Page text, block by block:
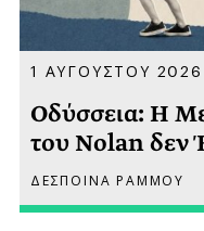
1 ΑΥΓΟΥΣΤΟΥ 2026
Οδύσσεια: Η
του Nolan δεν
ΔΕΣΠΟΙΝΑ ΡΑΜΜΟΥ